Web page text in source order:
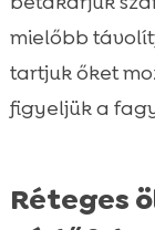
mielőbb
tartjuk őket
figyeljük a
Réteges